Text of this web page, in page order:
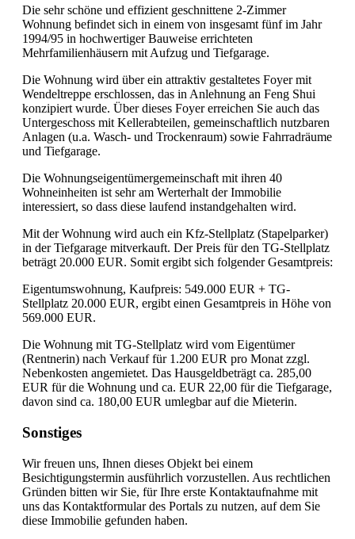
Die sehr schöne und effizient geschnittene 2-Zimmer
Wohnung befindet sich in einem von insgesamt fünf im Jahr
1994/95 in hochwertiger Bauweise errichteten
Mehrfamilienhäusern mit Aufzug und Tiefgarage.
Die Wohnung wird über ein attraktiv gestaltetes Foyer mit
Wendeltreppe erschlossen, das in Anlehnung an Feng Shui
konzipiert wurde. Über dieses Foyer erreichen Sie auch das
Untergeschoss mit Kellerabteilen, gemeinschaftlich nutzbaren
Anlagen (u.a. Wasch- und Trockenraum) sowie Fahrradräume
und Tiefgarage.
Die Wohnungseigentümergemeinschaft mit ihren 40
Wohneinheiten ist sehr am Werterhalt der Immobilie
interessiert, so dass diese laufend instandgehalten wird.
Mit der Wohnung wird auch ein Kfz-Stellplatz (Stapelparker)
in der Tiefgarage mitverkauft. Der Preis für den TG-Stellplatz
beträgt 20.000 EUR. Somit ergibt sich folgender Gesamtpreis:
Eigentumswohnung, Kaufpreis: 549.000 EUR + TG-
Stellplatz 20.000 EUR, ergibt einen Gesamtpreis in Höhe von
569.000 EUR.
Die Wohnung mit TG-Stellplatz wird vom Eigentümer
(Rentnerin) nach Verkauf für 1.200 EUR pro Monat zzgl.
Nebenkosten angemietet. Das Hausgeldbeträgt ca. 285,00
EUR für die Wohnung und ca. EUR 22,00 für die Tiefgarage,
davon sind ca. 180,00 EUR umlegbar auf die Mieterin.
Sonstiges
Wir freuen uns, Ihnen dieses Objekt bei einem
Besichtigungstermin ausführlich vorzustellen. Aus rechtlichen
Gründen bitten wir Sie, für Ihre erste Kontaktaufnahme mit
uns das Kontaktformular des Portals zu nutzen, auf dem Sie
diese Immobilie gefunden haben.